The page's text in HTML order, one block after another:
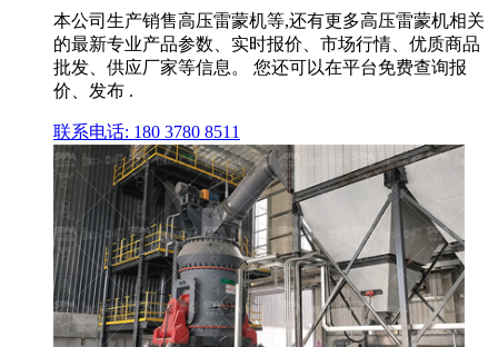
本公司生产销售高压雷蒙机等,还有更多高压雷蒙机相关
的最新专业产品参数、实时报价、市场行情、优质商品
批发、供应厂家等信息。 您还可以在平台免费查询报
价、发布 .
联系电话: 180 3780 8511